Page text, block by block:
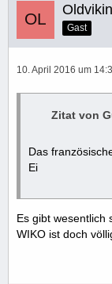
Gast
10. April 2016 um
Zitat von
Das
Ei
Es gibt wesentlich
WIKO ist doch